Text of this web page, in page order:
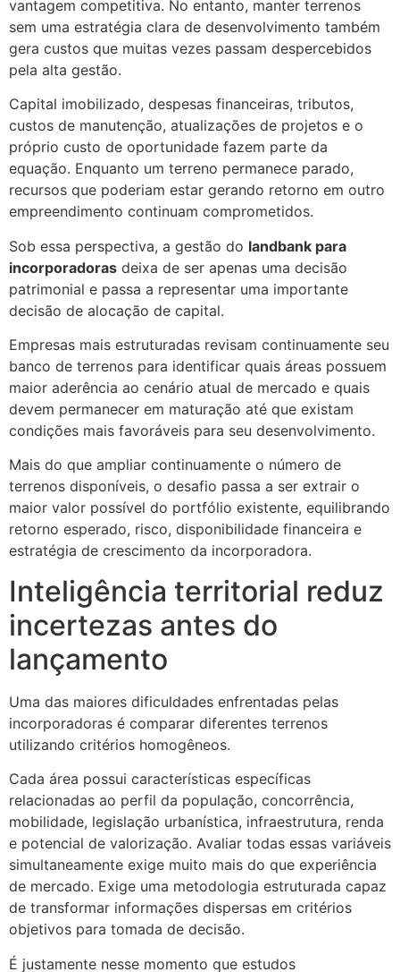
vantagem competitiva. No entanto, manter terrenos
sem uma estratégia clara de desenvolvimento também
gera custos que muitas vezes passam despercebidos
pela alta gestão.
Capital imobilizado, despesas financeiras, tributos,
custos de manutenção, atualizações de projetos e o
próprio custo de oportunidade fazem parte da
equação. Enquanto um terreno permanece parado,
recursos que poderiam estar gerando retorno em outro
empreendimento continuam comprometidos.
Sob essa perspectiva, a gestão do landbank para
incorporadoras deixa de ser apenas uma decisão
patrimonial e passa a representar uma importante
decisão de alocação de capital.
Empresas mais estruturadas revisam continuamente seu
banco de terrenos para identificar quais áreas possuem
maior aderência ao cenário atual de mercado e quais
devem permanecer em maturação até que existam
condições mais favoráveis para seu desenvolvimento.
Mais do que ampliar continuamente o número de
terrenos disponíveis, o desafio passa a ser extrair o
maior valor possível do portfólio existente, equilibrando
retorno esperado, risco, disponibilidade financeira e
estratégia de crescimento da incorporadora.
Inteligência territorial reduz
incertezas antes do
lançamento
Uma das maiores dificuldades enfrentadas pelas
incorporadoras é comparar diferentes terrenos
utilizando critérios homogêneos.
Cada área possui características específicas
relacionadas ao perfil da população, concorrência,
mobilidade, legislação urbanística, infraestrutura, renda
e potencial de valorização. Avaliar todas essas variáveis
simultaneamente exige muito mais do que experiência
de mercado. Exige uma metodologia estruturada capaz
de transformar informações dispersas em critérios
objetivos para tomada de decisão.
É justamente nesse momento que estudos